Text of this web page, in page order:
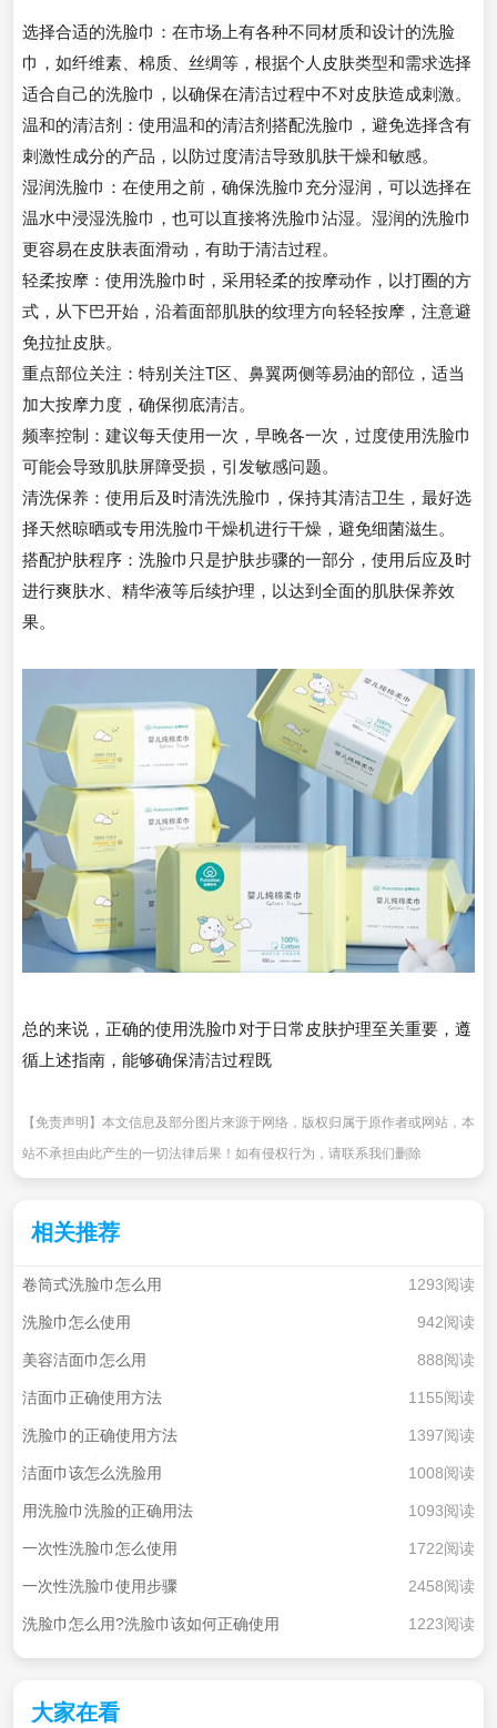
选择合适的洗脸巾：在市场上有各种不同材质和设计的洗脸
巾，如纤维素、棉质、丝绸等，根据个人皮肤类型和需求选择
适合自己的洗脸巾，以确保在清洁过程中不对皮肤造成刺激。
温和的清洁剂：使用温和的清洁剂搭配洗脸巾，避免选择含有
刺激性成分的产品，以防过度清洁导致肌肤干燥和敏感。
湿润洗脸巾：在使用之前，确保洗脸巾充分湿润，可以选择在
温水中浸湿洗脸巾，也可以直接将洗脸巾沾湿。湿润的洗脸巾
更容易在皮肤表面滑动，有助于清洁过程。
轻柔按摩：使用洗脸巾时，采用轻柔的按摩动作，以打圈的方
式，从下巴开始，沿着面部肌肤的纹理方向轻轻按摩，注意避
免拉扯皮肤。
重点部位关注：特别关注T区、鼻翼两侧等易油的部位，适当
加大按摩力度，确保彻底清洁。
频率控制：建议每天使用一次，早晚各一次，过度使用洗脸巾
可能会导致肌肤屏障受损，引发敏感问题。
清洗保养：使用后及时清洗洗脸巾，保持其清洁卫生，最好选
择天然晾晒或专用洗脸巾干燥机进行干燥，避免细菌滋生。
搭配护肤程序：洗脸巾只是护肤步骤的一部分，使用后应及时
进行爽肤水、精华液等后续护理，以达到全面的肌肤保养效
果。
总的来说，正确的使用洗脸巾对于日常皮肤护理至关重要，遵
循上述指南，能够确保清洁过程既
【免责声明】本文信息及部分图片来源于网络，版权归属于原作者或网站，本
站不承担由此产生的一切法律后果！如有侵权行为，请联系我们删除
相关推荐
卷筒式洗脸巾怎么用 1293阅读
洗脸巾怎么使用 942阅读
美容洁面巾怎么用 888阅读
洁面巾正确使用方法 1155阅读
洗脸巾的正确使用方法 1397阅读
洁面巾该怎么洗脸用 1008阅读
用洗脸巾洗脸的正确用法 1093阅读
一次性洗脸巾怎么使用 1722阅读
一次性洗脸巾使用步骤 2458阅读
洗脸巾怎么用?洗脸巾该如何正确使用 1223阅读
大家在看